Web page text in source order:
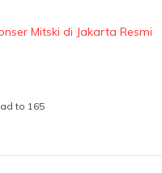
Mitski di Jakarta Resmi
to 165